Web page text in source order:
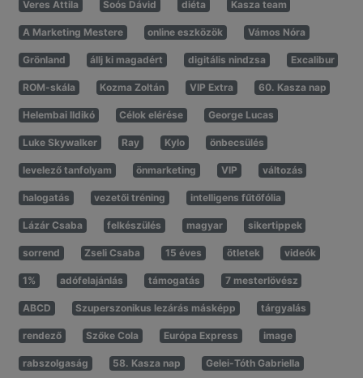
Veres Attila Soós Dávid diéta Kasza team
A Marketing Mestere online eszközök Vámos Nóra
Grönland állj ki magadért digitális nindzsa Excalibur
ROM-skála Kozma Zoltán VIP Extra 60. Kasza nap
Helembai Ildikó Célok elérése George Lucas
Luke Skywalker Ray Kylo önbecsülés
levelező tanfolyam önmarketing VIP változás
halogatás vezetői tréning intelligens fűtőfólia
Lázár Csaba felkészülés magyar sikertippek
sorrend Zseli Csaba 15 éves ötletek videók
1% adófelajánlás támogatás 7 mesterlövész
ABCD Szuperszonikus lezárás másképp tárgyalás
rendező Szőke Cola Európa Express image
rabszolgaság 58. Kasza nap Gelei-Tóth Gabriella